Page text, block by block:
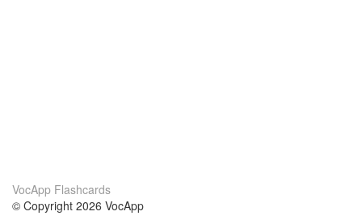
VocApp Flashcards
© Copyright 2026 VocApp